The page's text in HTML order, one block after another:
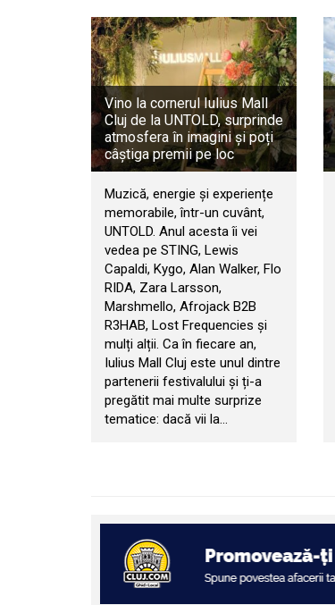
Vino la cornerul Iulius Mall
Cluj de la UNTOLD, surprinde
atmosfera în imagini și poți
câștiga premii pe loc
Muzică, energie și experiențe
memorabile, într-un cuvânt,
UNTOLD. Anul acesta îi vei
vedea pe STING, Lewis
Capaldi, Kygo, Alan Walker, Flo
RIDA, Zara Larsson,
Marshmello, Afrojack B2B
R3HAB, Lost Frequencies și
mulți alții. Ca în fiecare an,
Iulius Mall Cluj este unul dintre
partenerii festivalului și ți-a
pregătit mai multe surprize
tematice: dacă vii la…